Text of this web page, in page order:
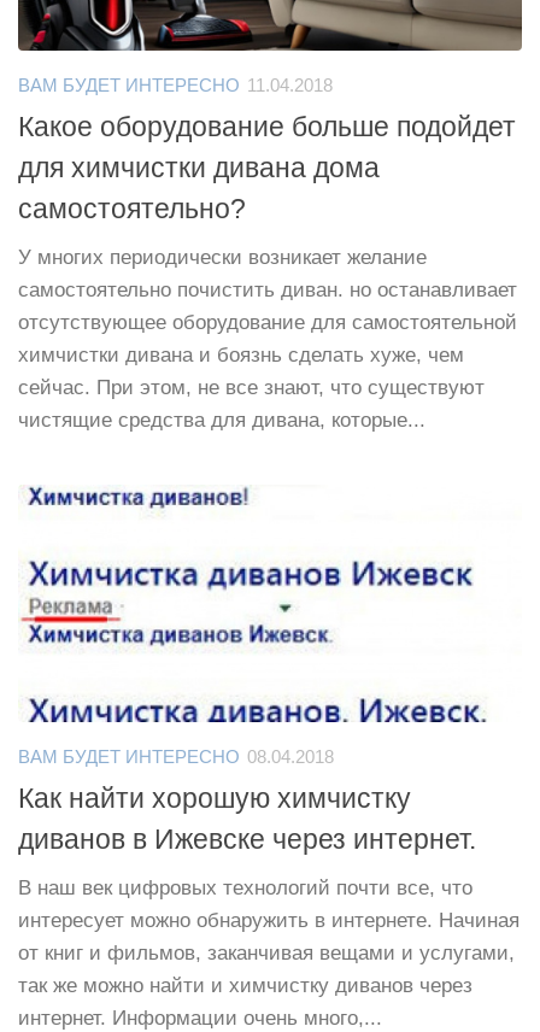
ВАМ БУДЕТ ИНТЕРЕСНО 11.04.2018
Какое оборудование больше подойдет
для химчистки дивана дома
самостоятельно?
У многих периодически возникает желание
самостоятельно почистить диван. но останавливает
отсутствующее оборудование для самостоятельной
химчистки дивана и боязнь сделать хуже, чем
сейчас. При этом, не все знают, что существуют
чистящие средства для дивана, которые...
ВАМ БУДЕТ ИНТЕРЕСНО 08.04.2018
Как найти хорошую химчистку
диванов в Ижевске через интернет.
В наш век цифровых технологий почти все, что
интересует можно обнаружить в интернете. Начиная
от книг и фильмов, заканчивая вещами и услугами,
так же можно найти и химчистку диванов через
интернет. Информации очень много,...